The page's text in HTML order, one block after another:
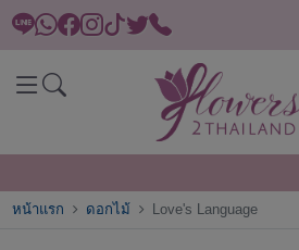
หน้าแรก ดอกไม้ Love's Language